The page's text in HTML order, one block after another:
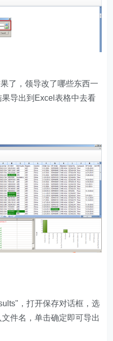
了，领导改了哪些东西一
导出到Excel表格中去看
，打开保存对话框，选
件名，单击确定即可导出